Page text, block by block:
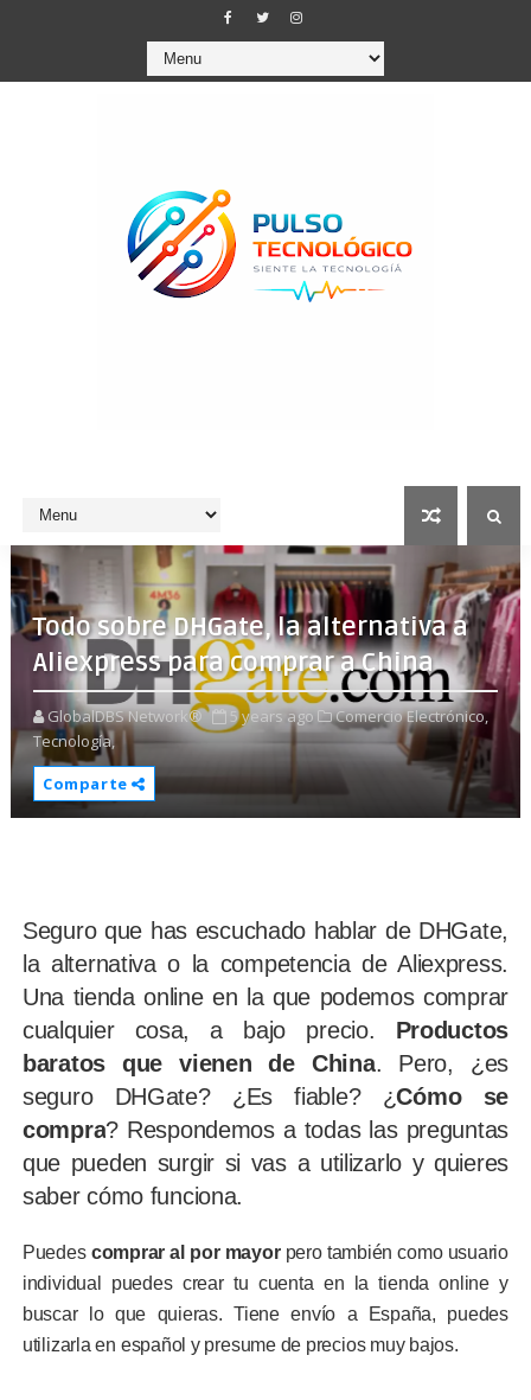
Todo sobre DHGate, la alternativa a
Aliexpress para comprar a China
GlobalDBS Network® 5 years ago
Comercio Electrónico,
Tecnología,
Comparte
Seguro que has escuchado hablar de DHGate,
la alternativa o la competencia de Aliexpress.
Una tienda online en la que podemos comprar
cualquier cosa, a bajo precio.
Productos
baratos que vienen de China. Pero, ¿es
seguro DHGate? ¿Es fiable? ¿Cómo se
compra? Respondemos a todas las preguntas
que pueden surgir si vas a utilizarlo y quieres
saber cómo funciona.
Puedes comprar al por mayorpero también como usuario
individual puedes crear tu cuenta en la tienda online y
buscar lo que quieras. Tiene envío a España, puedes
utilizarla en español y presume de precios muy bajos.